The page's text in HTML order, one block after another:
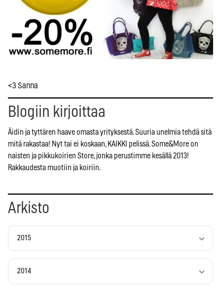
<3 Sanna
Blogiin kirjoittaa
Äidin ja tyttären haave omasta yrityksestä. Suuria unelmia tehdä sitä
mitä rakastaa! Nyt tai ei koskaan, KAIKKI pelissä. Some&More on
naisten ja pikkukoirien Store, jonka perustimme kesällä 2013!
Rakkaudesta muotiin ja koiriin.
Arkisto
2015
2014